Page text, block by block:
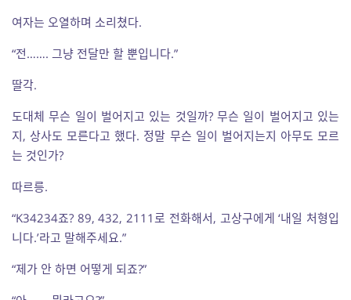
여자는 오열하며 소리쳤다.
“전……. 그냥 전달만 할 뿐입니다.”
딸각.
도대체 무슨 일이 벌어지고 있는 것일까? 무슨 일이 벌어지고 있는
지, 상사도 모른다고 했다. 정말 무슨 일이 벌어지는지 아무도 모르
는 것인가?
따르릉.
“K34234죠? 89, 432, 2111로 전화해서, 고상구에게 ‘내일 처형입
니다.’라고 말해주세요.”
“제가 안 하면 어떻게 되죠?”